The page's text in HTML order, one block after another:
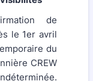
de
le 1er avril
du
CREW